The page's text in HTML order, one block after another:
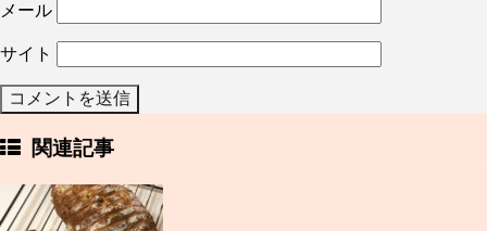
メール
サイト
関連記事